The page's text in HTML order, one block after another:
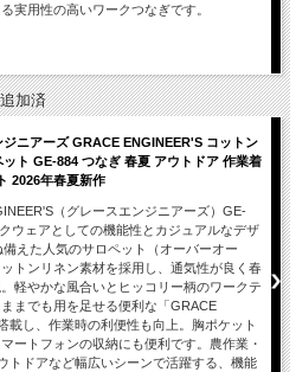
実用性の高いワークつなぎです。
加済
ジニアーズ GRACE ENGINEER'S コットン
ット GE-884 つなぎ 春夏 アウトドア 作業着
2026年春夏新作
（グレースエンジニアーズ）GE-
ウェアとしての機能性とカジュアルなデザ
備えた人気のサロペット（オーバーオー
トンリネン素材を採用し、通気性が良く春
軽やかな風合いとヒッコリー柄のワークテ
までも用を足せる便利な「GRACE
載し、作業時の利便性も向上。胸ポケット
ートフォンの収納にも便利です。農作業・
トドアなど幅広いシーンで活躍する、機能